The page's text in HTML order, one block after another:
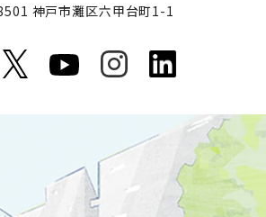
神戸市灘区六甲台町1-1